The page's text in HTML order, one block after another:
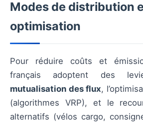
Modes de distribution
optimisation
Pour réduire coûts et
français adoptent des
mutualisation des flux,
(algorithmes VRP), et le
alternatifs (vélos cargo,